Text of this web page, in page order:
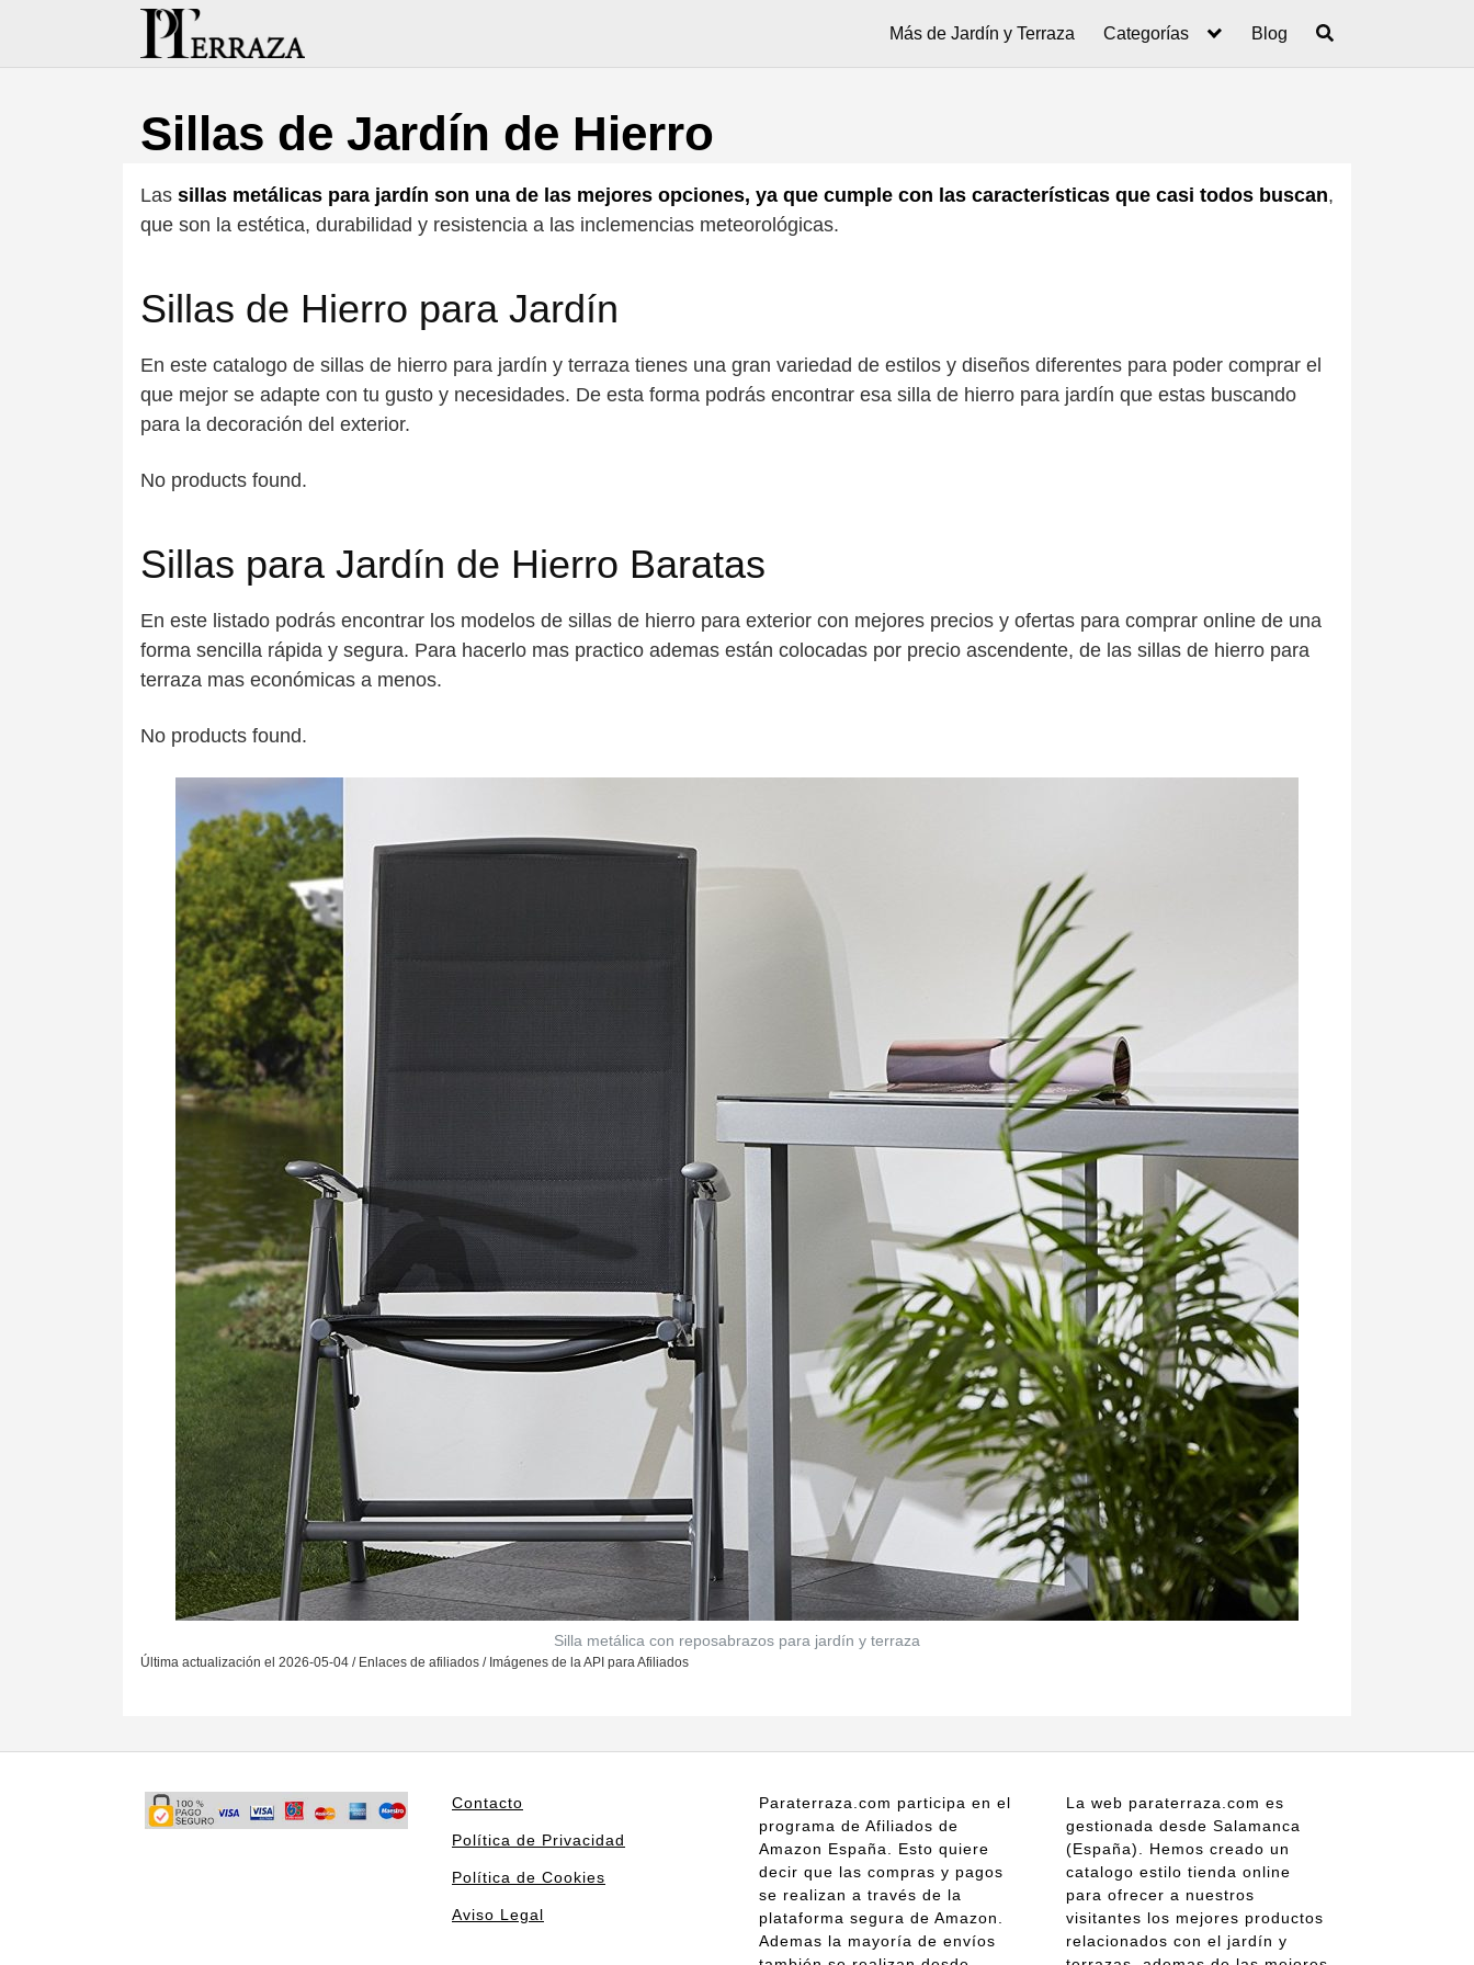
contenido
Más de Jardín y Terraza Categorías Blog
Sillas de Jardín de Hierro
Las sillas metálicas para jardín son una de las mejores opciones, ya que cumple con las características que casi todos buscan,
que son la estética, durabilidad y resistencia a las inclemencias meteorológicas.
Sillas de Hierro para Jardín
En este catalogo de sillas de hierro para jardín y terraza tienes una gran variedad de estilos y diseños diferentes para poder comprar el
que mejor se adapte con tu gusto y necesidades. De esta forma podrás encontrar esa silla de hierro para jardín que estas buscando
para la decoración del exterior.
No products found.
Sillas para Jardín de Hierro Baratas
En este listado podrás encontrar los modelos de sillas de hierro para exterior con mejores precios y ofertas para comprar online de una
forma sencilla rápida y segura. Para hacerlo mas practico ademas están colocadas por precio ascendente, de las sillas de hierro para
terraza mas económicas a menos.
No products found.
Silla metálica con reposabrazos para jardín y terraza
Última actualización el 2026-05-04 / Enlaces de afiliados / Imágenes de la API para Afiliados
Contacto
Política de Privacidad
Política de Cookies
Aviso Legal
Paraterraza.com participa en el
programa de Afiliados de
Amazon España. Esto quiere
decir que las compras y pagos
se realizan a través de la
plataforma segura de Amazon.
Ademas la mayoría de envíos
La web paraterraza.com es
gestionada desde Salamanca
(España). Hemos creado un
catalogo estilo tienda online
para ofrecer a nuestros
visitantes los mejores productos
relacionados con el jardín y